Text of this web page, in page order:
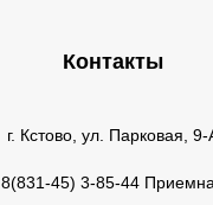
Контакты
г. Кстово, ул. Парковая, 9-
8(831-45) 3-85-44